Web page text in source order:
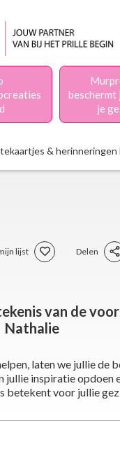
beschermt
je
& herinneringen
lijst Delen
van de
Nathalie
laten we jullie de
inspiratie opdoen
betekent voor jullie